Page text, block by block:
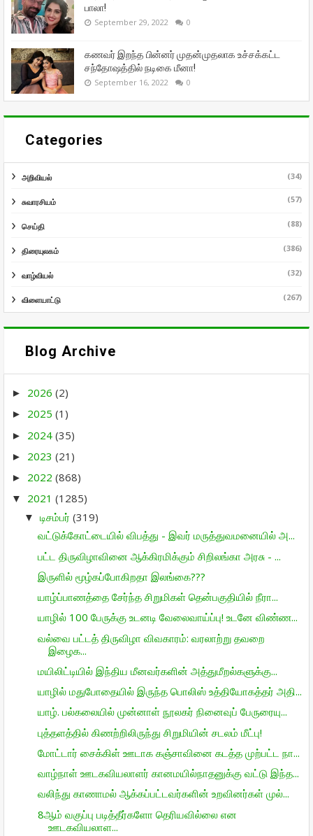
பாலா!
September 29, 2022 0
கணவர் இறந்த பின்னர் முதன்முதலாக உச்சக்கட்ட
சந்தோஷத்தில் நடிகை மீனா!
September 16, 2022 0
Categories
அறிவியல் (34)
சுவாரசியம் (57)
செய்தி (88)
திரையுலகம் (386)
வாழ்வியல் (32)
விளையாட்டு (267)
Blog Archive
► 2026 (2)
► 2025 (1)
► 2024 (35)
► 2023 (21)
► 2022 (868)
▼ 2021 (1285)
▼ டிசம்பர் (319)
வட்டுக்கோட்டையில் விபத்து - இவர் மருத்துவமனையில் அ...
பட்ட திருவிழாவினை ஆக்கிரமிக்கும் சிறிலங்கா அரசு - ...
இருளில் மூழ்கப்போகிறதா இலங்கை???
யாழ்ப்பாணத்தை சேர்ந்த சிறுமிகள் தென்பகுதியில் நீரா...
யாழில் 100 பேருக்கு உடனடி வேலைவாய்ப்பு! உடனே விண்ண...
வல்வை பட்டத் திருவிழா விவகாரம்: வரலாற்று தவறை
இழைக...
மயிலிட்டியில் இந்திய மீனவர்களின் அத்துமீறல்களுக்கு...
யாழில் மதுபோதையில் இருந்த பொலிஸ் உத்தியோகத்தர் அதி...
யாழ். பல்கலையில் முன்னாள் நூலகர் நினைவுப் பேருரையு...
புத்தளத்தில் கிணற்றிலிருந்து சிறுமியின் சடலம் மீட்பு!
மோட்டார் சைக்கிள் ஊடாக கஞ்சாவினை கடத்த முற்பட்ட நா...
வாழ்நாள் ஊடகவியலாளர் கானமயில்நாதனுக்கு வட்டு இந்த...
வலிந்து காணாமல் ஆக்கப்பட்டவர்களின் உறவினர்கள் முல்...
8ஆம் வகுப்பு படித்தீர்களோ தெரியவில்லை என
ஊடகவியலாள...